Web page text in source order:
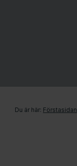
Du är här: Förstasidan